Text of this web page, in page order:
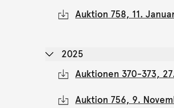
Auktion 758, 11.
2025
Auktionen 370-373,
Auktion 756, 9.